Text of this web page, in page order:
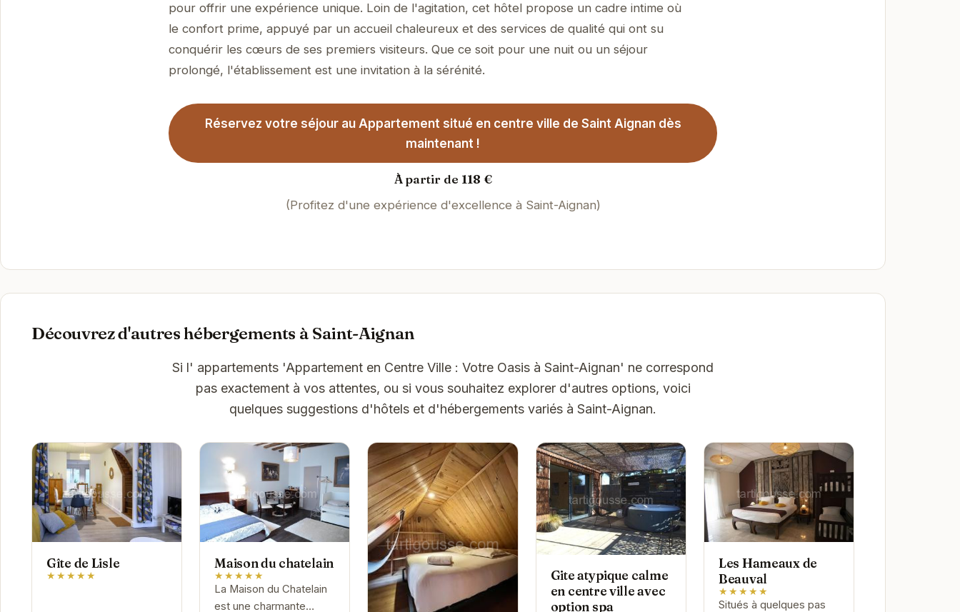
pour offrir une expérience unique. Loin de l'agitation, cet hôtel propose un cadre intime où
le confort prime, appuyé par un accueil chaleureux et des services de qualité qui ont su
conquérir les cœurs de ses premiers visiteurs. Que ce soit pour une nuit ou un séjour
prolongé, l'établissement est une invitation à la sérénité.
Réservez votre séjour au Appartement situé en centre ville de Saint Aignan dès
maintenant !
À partir de 118 €
(Profitez d'une expérience d'excellence à Saint-Aignan)
Découvrez d'autres hébergements à Saint-Aignan
Si l' appartements 'Appartement en Centre Ville : Votre Oasis à Saint-Aignan' ne correspond
pas exactement à vos attentes, ou si vous souhaitez explorer d'autres options, voici
quelques suggestions d'hôtels et d'hébergements variés à Saint-Aignan.
Gîte de Lisle
★★★★★
Maison du chatelain
★★★★★
La Maison du Chatelain
est une charmante
Gite atypique calme
en centre ville avec
option spa
Les Hameaux de
Beauval
★★★★★
Situés à quelques pas